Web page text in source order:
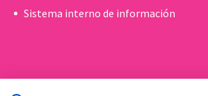
Sistema interno de información